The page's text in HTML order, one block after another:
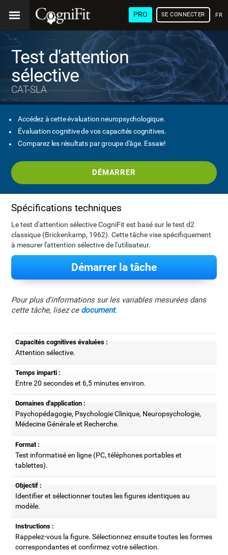
PRO SE CONNECTER
Test d'attention
sélective
CAT-SLA
Accédez à cette évaluation neuropsychologique.
Évaluation cognitive de vos capacités cognitives.
Comparez les résultats par groupe d'âge. Essaie!
DÉMARRER
Spécifications techniques
Le test d'attention sélective CogniFit est basé sur le test d2
classique (Brickenkamp, 1962). Cette tâche vise spécifiquement
à mesurer l'attention sélective de l'utilisateur.
Démarrer la tâche
Pour plus d'informations sur les variables mesurées dans
cette tâche, lisez ce document.
Capacités cognitives évaluées :
Attention sélective.
Temps imparti :
Entre 20 secondes et 6,5 minutes environ.
Domaines d'application :
Psychopédagogie, Psychologie Clinique, Neuropsychologie,
Médecine Générale et Recherche.
Format :
Test informatisé en ligne (PC, téléphones portables et
tablettes).
Objectif :
Identifier et sélectionner toutes les figures identiques au
modèle.
Instructions :
Rappelez-vous la figure. Sélectionnez ensuite toutes les formes
correspondantes et confirmez votre sélection.